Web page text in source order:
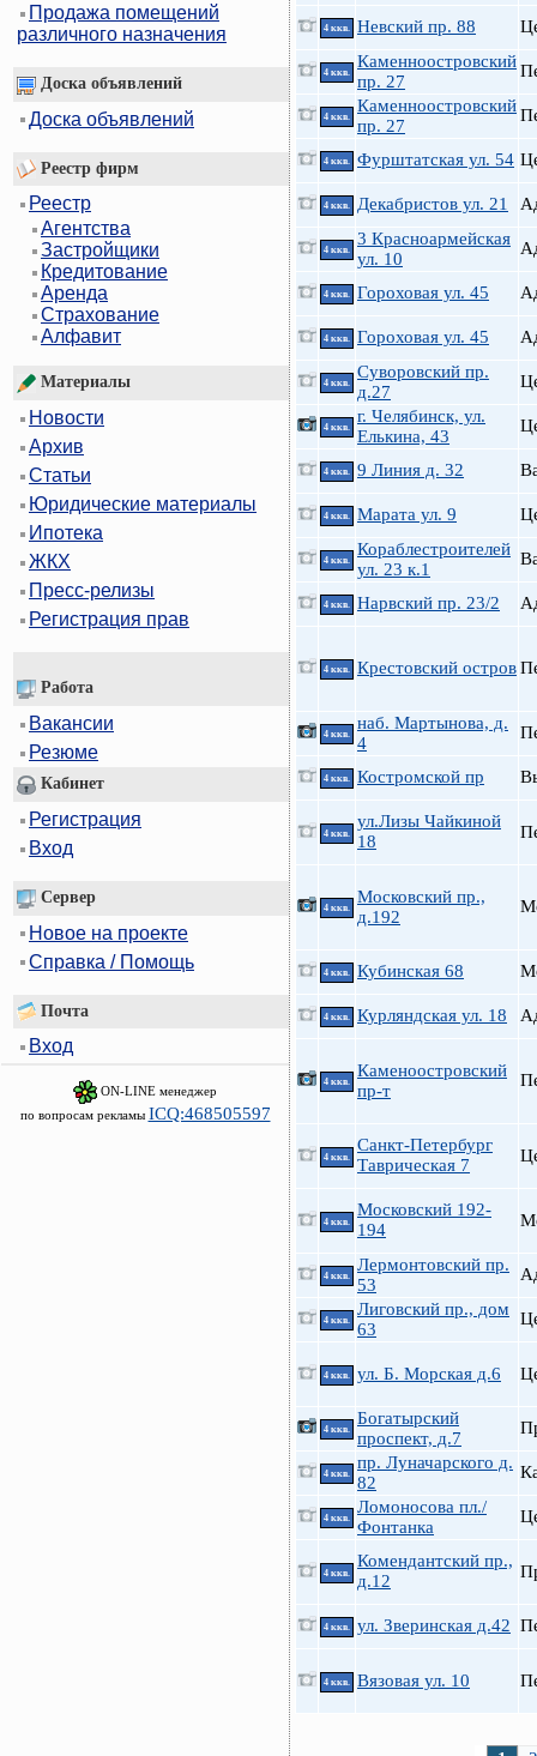
Продажа помещений
различного назначения
Доска объявлений
Доска объявлений
Реестр фирм
Реестр
Агентства
Застройщики
Кредитование
Аренда
Страхование
Алфавит
Материалы
Новости
Архив
Статьи
Юридические материалы
Ипотека
ЖКХ
Пресс-релизы
Регистрация прав
Работа
Вакансии
Резюме
Кабинет
Регистрация
Вход
Сервер
Новое на проекте
Справка / Помощь
Почта
Вход
ON-LINE менеджер
по вопросам рекламы ICQ:468505597
4 ккв. Невский пр. 88
4 ккв.
Каменноостровский
пр. 27
4 ккв.
Каменноостровский
пр. 27
4 ккв. Фурштатская ул. 54
4 ккв. Декабристов ул. 21
4 ккв.
3 Красноармейская
ул. 10
4 ккв. Гороховая ул. 45
4 ккв. Гороховая ул. 45
4 ккв.
Суворовский пр.
д.27
4 ккв.
г. Челябинск, ул.
Елькина, 43
4 ккв. 9 Линия д. 32
4 ккв. Марата ул. 9
4 ккв.
Кораблестроителей
ул. 23 к.1
4 ккв. Нарвский пр. 23/2
4 ккв. Крестовский остров
4 ккв.
наб. Мартынова, д.
4
4 ккв. Костромской пр
4 ккв.
ул.Лизы Чайкиной
18
4 ккв.
Московский пр.,
д.192
4 ккв. Кубинская 68
4 ккв. Курляндская ул. 18
4 ккв.
Каменоостровский
пр-т
4 ккв.
Санкт-Петербург
Таврическая 7
4 ккв.
Московский 192-
194
4 ккв.
Лермонтовский пр.
53
4 ккв.
Лиговский пр., дом
63
4 ккв. ул. Б. Морская д.6
4 ккв.
Богатырский
проспект, д.7
4 ккв.
пр. Луначарского д.
82
4 ккв.
Ломоносова пл./
Фонтанка
4 ккв.
Комендантский пр.,
д.12
4 ккв. ул. Зверинская д.42
4 ккв. Вязовая ул. 10